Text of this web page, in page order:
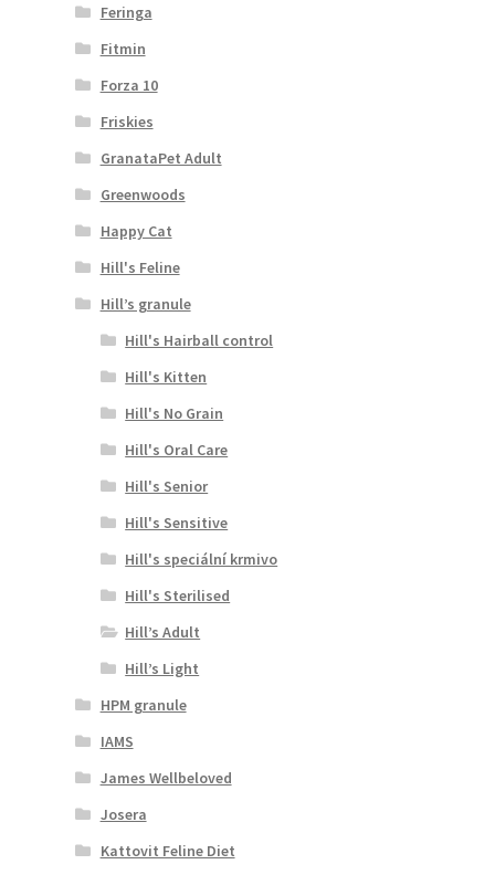
Feringa
Fitmin
Forza 10
Friskies
GranataPet Adult
Greenwoods
Happy Cat
Hill's Feline
Hill’s granule
Hill's Hairball control
Hill's Kitten
Hill's No Grain
Hill's Oral Care
Hill's Senior
Hill's Sensitive
Hill's speciální krmivo
Hill's Sterilised
Hill’s Adult
Hill’s Light
HPM granule
IAMS
James Wellbeloved
Josera
Kattovit Feline Diet